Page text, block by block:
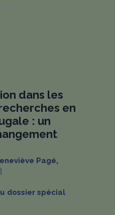
dans les
en
: un
Pagé,
dossier spécial